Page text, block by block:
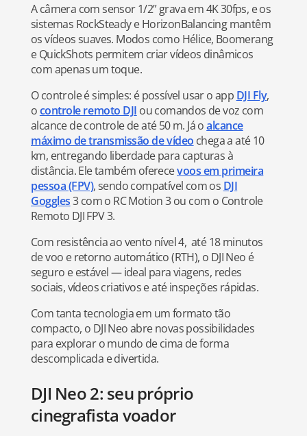
A câmera com sensor 1/2” grava em 4K 30fps, e os
sistemas RockSteady e HorizonBalancing mantêm
os vídeos suaves. Modos como Hélice, Boomerang
e QuickShots permitem criar vídeos dinâmicos
com apenas um toque.
O controle é simples: é possível usar o app DJI Fly,
ocontrole remoto DJI ou comandos de voz com
alcance de controle de até 50 m. Já oalcance
máximo de transmissão de vídeo chega a até 10
km, entregando liberdade para capturas à
distância. Ele também oferecevoos em primeira
pessoa (FPV), sendo compatível com os DJI
Goggles3 com o RC Motion 3 ou com o Controle
Remoto DJI FPV 3.
Com resistência ao vento nível 4, até 18 minutos
de voo e retorno automático (RTH), o DJI Neo é
seguro e estável — ideal para viagens, redes
sociais, vídeos criativos e até inspeções rápidas.
Com tanta tecnologia em um formato tão
compacto, o DJI Neo abre novas possibilidades
para explorar o mundo de cima de forma
descomplicada e divertida.
DJI Neo 2: seu próprio
cinegrafista voador